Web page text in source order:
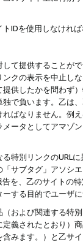
IDを使用しなけれ
て提供することが
クの表示を中止し
供したかを問わず
で負います。乙は
ばなりません。例
ータとしてアマゾ
特別リンクのURL
サブタグ」アソシ
を、乙のサイトの
する目的でユーザ
および関連する特
定義されたとおり
みます。）と乙サ